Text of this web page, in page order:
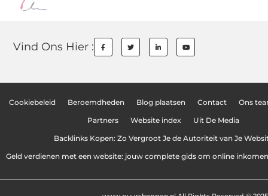
Vind Ons Hier :
Cookiebeleid Beroemdheden Blog plaatsen Contact Ons
Partners Website index Uit De Media
Backlinks Kopen: Zo Vergroot Je de Autoriteit van Je
Geld verdienen met een website: jouw complete gids om online